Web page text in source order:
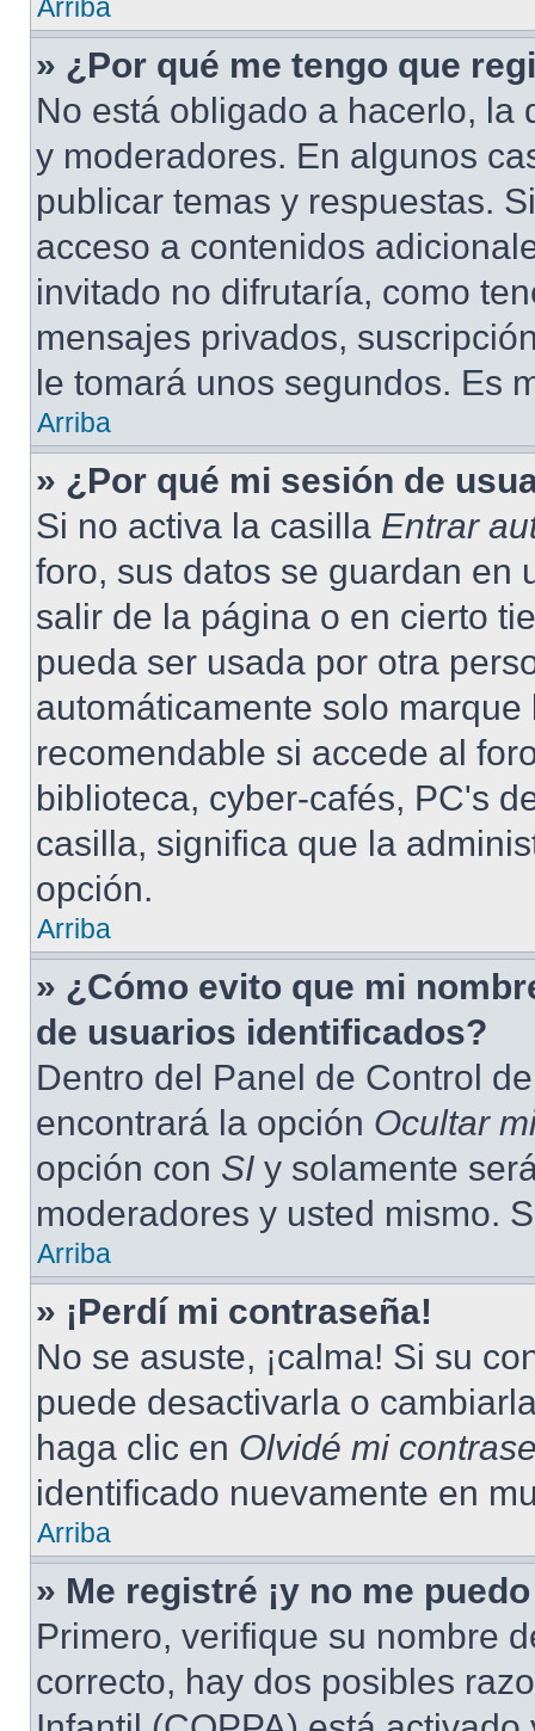
Arriba
» ¿Por qué me tengo que
No está obligado a hacerlo, la
y moderadores. En algunos
publicar temas y respuestas.
acceso a contenidos
invitado no difrutaría, como
mensajes privados,
le tomará unos segundos. Es
Arriba
» ¿Por qué mi sesión de
Si no activa la casilla Entrar
foro, sus datos se guardan en
salir de la página o en cierto
pueda ser usada por otra
automáticamente solo
recomendable si accede al
biblioteca, cyber-cafés, PC's
casilla, significa que la
opción.
Arriba
» ¿Cómo evito que mi
de usuarios identificados?
Dentro del Panel de Control
encontrará la opción Ocultar
opción con SI y solamente
moderadores y usted mismo.
Arriba
» ¡Perdí mi contraseña!
No se asuste, ¡calma! Si su
puede desactivarla o
haga clic en Olvidé mi
identificado nuevamente en
Arriba
» Me registré ¡y no me
Primero, verifique su nombre
correcto, hay dos posibles